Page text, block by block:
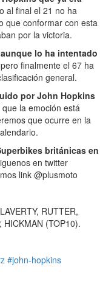
al final el 21 no ha
que conformar con esta
por la victoria.
lo ha intentado
finalmente el 67 ha
general.
por John Hopkins
que la emoción está
que ocurre en la
británicas en
en twitter
link @plusmoto
RUTTER,
HICKMAN (TOP10).
#john-hopkins